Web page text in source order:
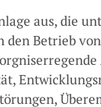
aus, die
Betrieb